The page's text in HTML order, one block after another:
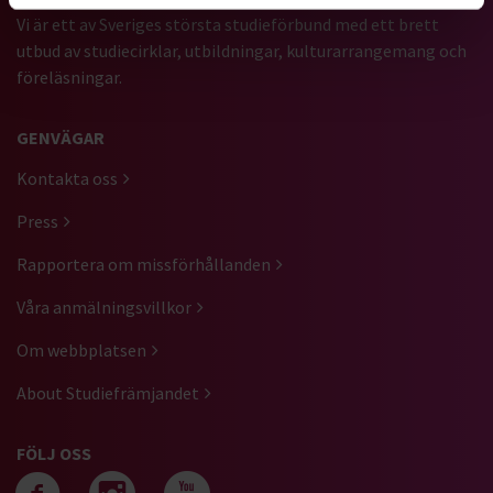
Vi är ett av Sveriges största studieförbund med ett brett
utbud av studiecirklar, utbildningar, kulturarrangemang och
föreläsningar.
GENVÄGAR
Kontakta oss
Press
Rapportera om missförhållanden
Våra anmälningsvillkor
Om webbplatsen
About Studiefrämjandet
FÖLJ OSS